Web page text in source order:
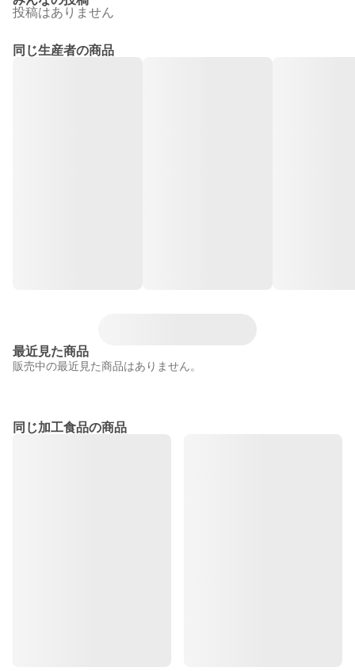
投稿はありません
同じ生産者の商品
最近見た商品
販売中の最近見た商品はありません。
同じ加工食品の商品